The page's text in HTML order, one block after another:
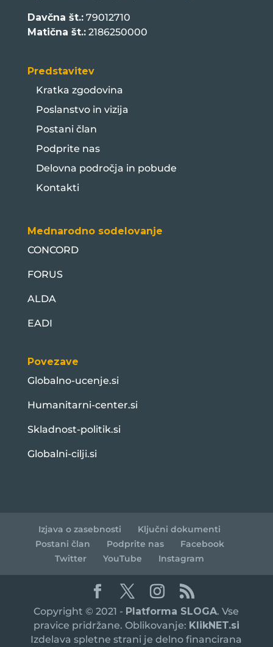
Davčna št.:79012710
Matična št.:2186250000
Predstavitev
Kratka zgodovina
Poslanstvo in vizija
Postani član
Podprite nas
Delovna področja in pobude
Kontakti
Mednarodno sodelovanje
CONCORD
FORUS
ALDA
EADI
Povezave
Globalno-ucenje.si
Humanitarni-center.si
Skladnost-politik.si
Globalni-cilji.si
Izjava o zasebnosti
Ključni dokumenti
Postani član
Podprite nas
Facebook
Twitter
YouTube Instagram
Copyright © 2021 - Platforma SLOGA. Vse
pravice pridržane. Oblikovanje: KlikNET.si
Izdelava spletne strani je delno financirana